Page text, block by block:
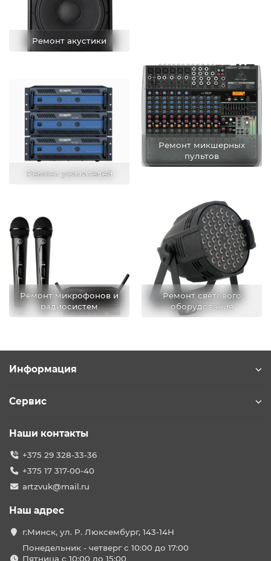
Ремонт акустики
Ремонт усилителей
Ремонт микшерных
пультов
Ремонт микрофонов и
радиосистем
Ремонт светового
оборудования
Информация
Сервис
Наши контакты
+375 29 328-33-36
+375 17 317-00-40
artzvuk@mail.ru
Наш адрес
г.Минск, ул. Р. Люксембург, 143-14Н
Понедельник - четверг с 10:00 до 17:00
Пятница с 10:00 до 15:00